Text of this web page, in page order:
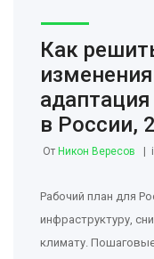
Как
в России,
От Никон Вересов
Рабочий план для
инфраструктуру,
климату.